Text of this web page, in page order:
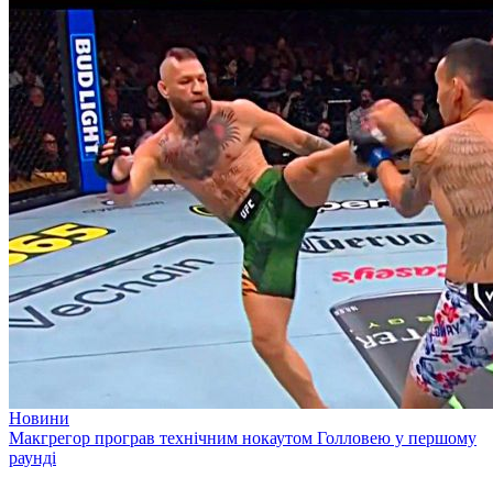
Новини
Макгрегор програв технічним нокаутом Голловею у першому
раунді